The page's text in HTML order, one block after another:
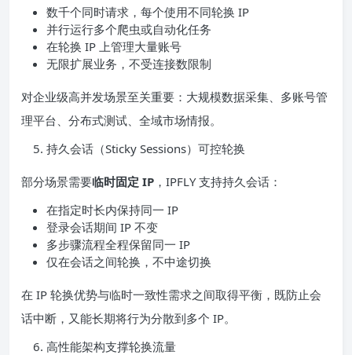
数千个同时请求，每个使用不同轮换 IP
并行运行多个爬虫或自动化任务
在轮换 IP 上管理大量账号
无限扩展业务，不受连接数限制
对企业级高并发场景至关重要：大规模数据采集、多账号管
理平台、分布式测试、全域市场情报。
持久会话（Sticky Sessions）可控轮换
部分场景需要临时固定 IP ，IPFLY 支持持久会话：
在指定时长内保持同一 IP
登录会话期间 IP 不变
多步骤流程全程保留同一 IP
仅在会话之间轮换，不中途切换
在 IP 轮换优势与临时一致性需求之间取得平衡，既防止会
话中断，又能长期将行为分散到多个 IP。
高性能架构支撑轮换流量